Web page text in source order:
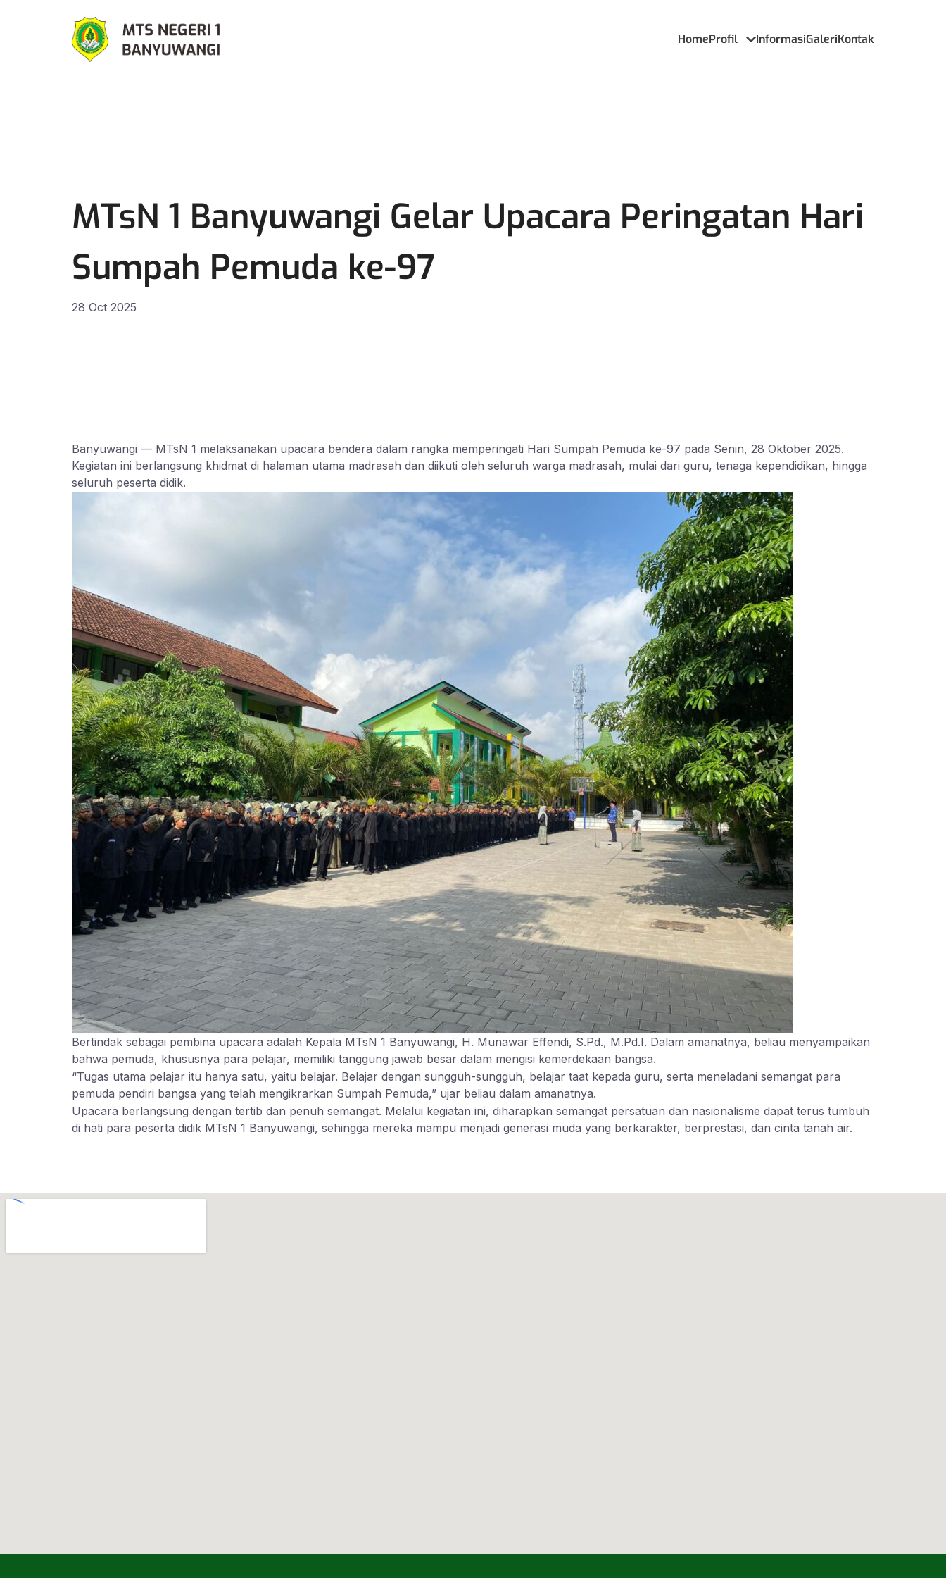
HomeProfil InformasiGaleriKontak
MTsN 1 Banyuwangi Gelar Upacara Peringatan Hari
Sumpah Pemuda ke-97
28 Oct 2025
Banyuwangi — MTsN 1 melaksanakan upacara bendera dalam rangka memperingati Hari Sumpah Pemuda ke-97 pada Senin, 28 Oktober 2025.
Kegiatan ini berlangsung khidmat di halaman utama madrasah dan diikuti oleh seluruh warga madrasah, mulai dari guru, tenaga kependidikan, hingga
seluruh peserta didik.
Bertindak sebagai pembina upacara adalah Kepala MTsN 1 Banyuwangi, H. Munawar Effendi, S.Pd., M.Pd.I. Dalam amanatnya, beliau menyampaikan
bahwa pemuda, khususnya para pelajar, memiliki tanggung jawab besar dalam mengisi kemerdekaan bangsa.
“Tugas utama pelajar itu hanya satu, yaitu belajar. Belajar dengan sungguh-sungguh, belajar taat kepada guru, serta meneladani semangat para
pemuda pendiri bangsa yang telah mengikrarkan Sumpah Pemuda,” ujar beliau dalam amanatnya.
Upacara berlangsung dengan tertib dan penuh semangat. Melalui kegiatan ini, diharapkan semangat persatuan dan nasionalisme dapat terus tumbuh
di hati para peserta didik MTsN 1 Banyuwangi, sehingga mereka mampu menjadi generasi muda yang berkarakter, berprestasi, dan cinta tanah air.